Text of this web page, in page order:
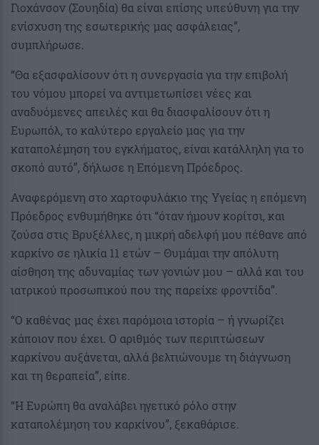
Γιοχάνσον (Σουηδία) θα είναι επίσης υπεύθυνη για την
ενίσχυση της εσωτερικής μας ασφάλειας”,
συμπλήρωσε.
“Θα εξασφαλίσουν ότι η συνεργασία για την επιβολή
του νόμου μπορεί να αντιμετωπίσει νέες και
αναδυόμενες απειλές και θα διασφαλίσουν ότι η
Ευρωπόλ, το καλύτερο εργαλείο μας για την
καταπολέμηση του εγκλήματος, είναι κατάλληλη για το
σκοπό αυτό”, δήλωσε η Επόμενη Πρόεδρος.
Αναφερόμενη στο χαρτοφυλάκιο της Υγείας η επόμενη
Πρόεδρος ενθυμήθηκε ότι “όταν ήμουν κορίτσι, και
ζούσα στις Βρυξέλλες, η μικρή αδελφή μου πέθανε από
καρκίνο σε ηλικία 11 ετών – Θυμάμαι την απόλυτη
αίσθηση της αδυναμίας των γονιών μου – αλλά και του
ιατρικού προσωπικού που της παρείχε φροντίδα”.
“Ο καθένας μας έχει παρόμοια ιστορία – ή γνωρίζει
κάποιον που έχει. Ο αριθμός των περιπτώσεων
καρκίνου αυξάνεται, αλλά βελτιώνουμε τη διάγνωση
και τη θεραπεία”, είπε.
“Η Ευρώπη θα αναλάβει ηγετικό ρόλο στην
καταπολέμηση του καρκίνου”, ξεκαθάρισε.